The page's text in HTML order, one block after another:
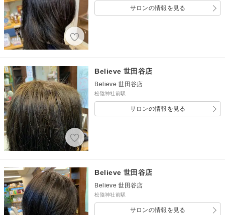
サロンの情報を見る
Believe 世田谷店
Believe 世田谷店
松陰神社前駅
サロンの情報を見る
Believe 世田谷店
Believe 世田谷店
松陰神社前駅
サロンの情報を見る